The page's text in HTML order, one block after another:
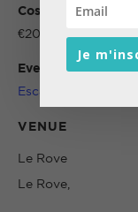
Cost:
€20
Event Category:
Escapade
VENUE
Le Rove
Le Rove
Je